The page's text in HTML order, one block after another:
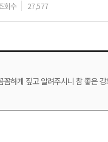
회수 27,577
하게 짚고 알려주시니 참 좋은